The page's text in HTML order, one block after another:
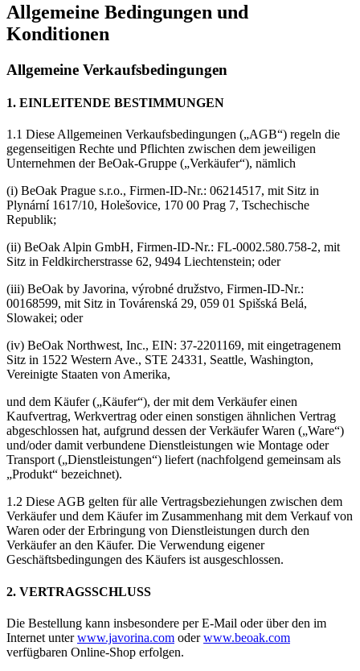
Allgemeine Bedingungen und
Konditionen
Allgemeine Verkaufsbedingungen
1. EINLEITENDE BESTIMMUNGEN
1.1 Diese Allgemeinen Verkaufsbedingungen („AGB“) regeln die
gegenseitigen Rechte und Pflichten zwischen dem jeweiligen
Unternehmen der BeOak-Gruppe („Verkäufer“), nämlich
(i) BeOak Prague s.r.o., Firmen-ID-Nr.: 06214517, mit Sitz in
Plynární 1617/10, Holešovice, 170 00 Prag 7, Tschechische
Republik;
(ii) BeOak Alpin GmbH, Firmen-ID-Nr.: FL-0002.580.758-2, mit
Sitz in Feldkircherstrasse 62, 9494 Liechtenstein; oder
(iii) BeOak by Javorina, výrobné družstvo, Firmen-ID-Nr.:
00168599, mit Sitz in Továrenská 29, 059 01 Spišská Belá,
Slowakei; oder
(iv) BeOak Northwest, Inc., EIN: 37-2201169, mit eingetragenem
Sitz in 1522 Western Ave., STE 24331, Seattle, Washington,
Vereinigte Staaten von Amerika,
und dem Käufer („Käufer“), der mit dem Verkäufer einen
Kaufvertrag, Werkvertrag oder einen sonstigen ähnlichen Vertrag
abgeschlossen hat, aufgrund dessen der Verkäufer Waren („Ware“)
und/oder damit verbundene Dienstleistungen wie Montage oder
Transport („Dienstleistungen“) liefert (nachfolgend gemeinsam als
„Produkt“ bezeichnet).
1.2 Diese AGB gelten für alle Vertragsbeziehungen zwischen dem
Verkäufer und dem Käufer im Zusammenhang mit dem Verkauf von
Waren oder der Erbringung von Dienstleistungen durch den
Verkäufer an den Käufer. Die Verwendung eigener
Geschäftsbedingungen des Käufers ist ausgeschlossen.
2. VERTRAGSSCHLUSS
Die Bestellung kann insbesondere per E-Mail oder über den im
Internet unterwww.javorina.com oderwww.beoak.com
verfügbaren Online-Shop erfolgen.